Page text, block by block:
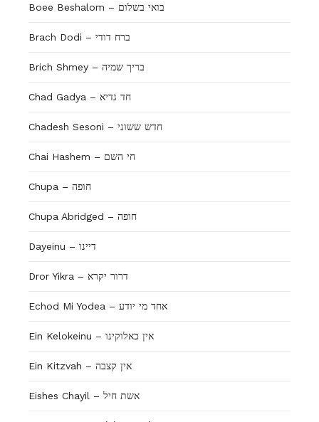
Boee Beshalom – בואי בשלום
Brach Dodi – ברח דודי
Brich Shmey – בריך שמיה
Chad Gadya – חד גדיא
Chadesh Sesoni – חדש ששוני
Chai Hashem – חי השם
Chupa – חופה
Chupa Abridged – חופה
Dayeinu – דיינו
Dror Yikra – דרור יקרא
Echod Mi Yodea – אחד מי יודע
Ein Kelokeinu – אין כאלוקינו
Ein Kitzvah – אין קצבה
Eishes Chayil – אשת חיל